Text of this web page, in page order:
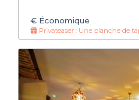
€ Économique
Privateaser : Une planche de